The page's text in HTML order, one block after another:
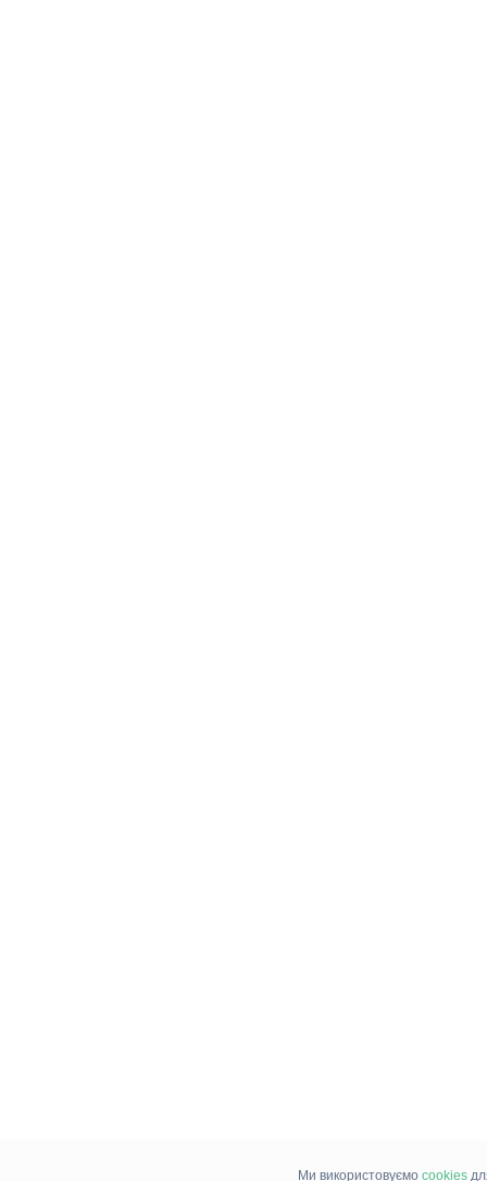
Ми використовуємо cookies